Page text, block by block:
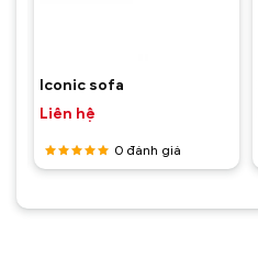
Iconic sofa
Liên hệ
Được
55 sao
0 đánh giá